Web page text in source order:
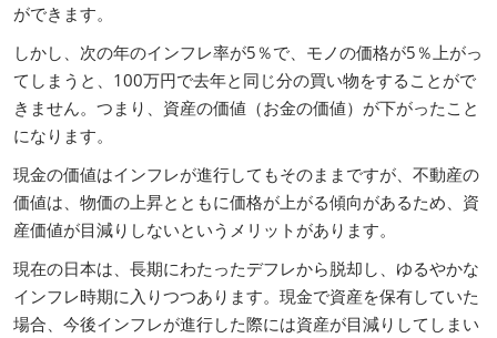
ができます。
しかし、次の年のインフレ率が5％で、モノの価格が5％上がっ
てしまうと、100万円で去年と同じ分の買い物をすることがで
きません。つまり、資産の価値（お金の価値）が下がったこと
になります。
現金の価値はインフレが進行してもそのままですが、不動産の
価値は、物価の上昇とともに価格が上がる傾向があるため、資
産価値が目減りしないというメリットがあります。
現在の日本は、長期にわたったデフレから脱却し、ゆるやかな
インフレ時期に入りつつあります。現金で資産を保有していた
場合、今後インフレが進行した際には資産が目減りしてしまい